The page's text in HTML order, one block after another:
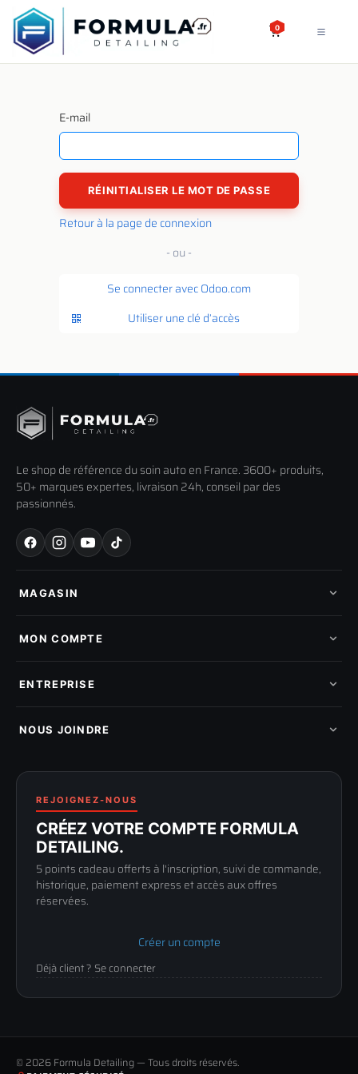
SE RENDRE AU CONTENU
0
E-mail
RÉINITIALISER LE MOT DE PASSE
Retour à la page de connexion
- ou -
Se connecter avec Odoo.com
Utiliser une clé d’accès
Le shop de référence du soin auto en France. 3600+ produits,
50+ marques expertes, livraison 24h, conseil par des
passionnés.
MAGASIN
Nos marques
Pads de polissage
Pièces détachées
MON COMPTE
Mes tickets SAV
Mon parrainage
Programme fidelite
ENTREPRISE
Compte pro
Politique de retour
Conditions générales
Mentions légales
Confidentialité
NOUS JOINDRE
89100 SENS
03 73 61 02 02
Lun-Ven
9h-12h / 14h-17h
REJOIGNEZ-NOUS
CRÉEZ VOTRE COMPTE FORMULA
DETAILING.
5 points cadeau offerts à l'inscription, suivi de commande,
historique, paiement express et accès aux offres
réservées.
Créer un compte
Déjà client ? Se connecter
© 2026 Formula Detailing — Tous droits réservés.